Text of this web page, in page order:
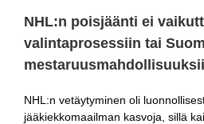
NHL:n poisjäänti ei
valintaprosessiin tai
NHL:n vetäytyminen oli
jääkiekkomaailman kasvoja, sillä